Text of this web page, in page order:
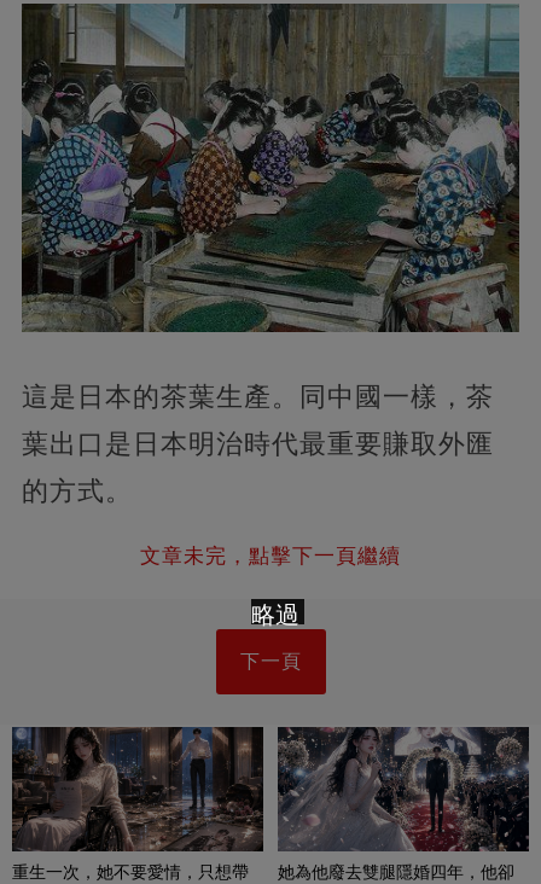
這是日本的茶葉生產。同中國一樣，茶
葉出口是日本明治時代最重要賺取外匯
的方式。
文章未完，點擊下一頁繼續
下一頁
重生一次，她不要愛情，只想帶 她為他廢去雙腿隱婚四年，他卻
略過